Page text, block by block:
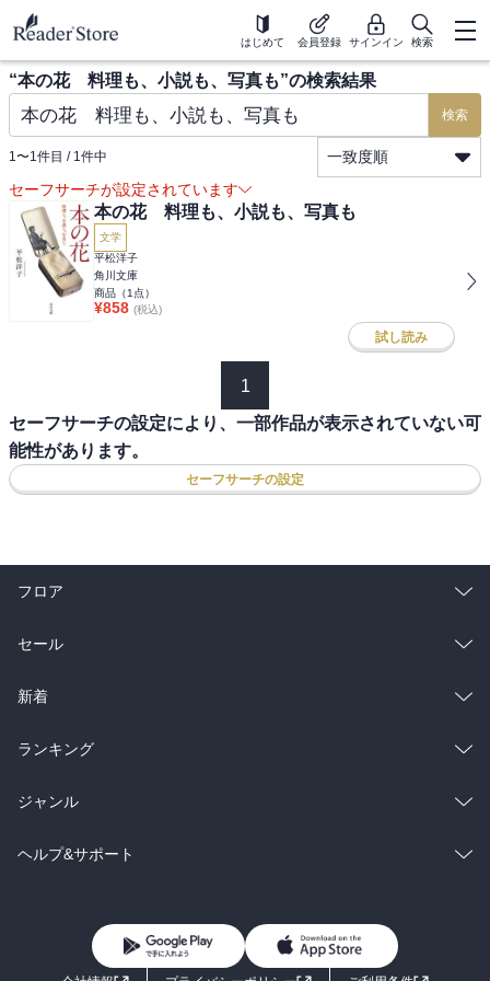
はじめて 会員登録 サインイン 検索
“本の花 料理も、小説も、写真も”の検索結果
検索
1〜1件目 / 1件中
一致度順
セーフサーチが設定されています
本の花 料理も、小説も、写真も
文学
平松洋子
角川文庫
商品（1 点）
¥858 (税込)
試し読み
1
セーフサーチの設定により、一部作品が表示されていない可
能性があります。
セーフサーチの設定
フロア
総合
ラノベ
雑誌・グラビア
BL・TL
セール
総合
ラノベ
雑誌・グラビア
BL・TL
新着
総合
ラノベ
雑誌・グラビア
ランキング
総合
ラノベ
ジャンル
コミック
ライトノベル 男子向けラノベ
ヘルプ&サポート
よくあるご質問
お問い合わせ